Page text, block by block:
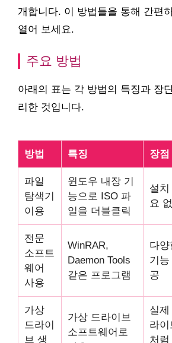
개합니다. 이 방법들을 통해 간편
열어 보세요.
주요 방법
아래의 표는 각 방법의 특징과 장
리한 것입니다.
방법 특징 장점
파일
탐색기
이용
윈도우 내장 기
능으로 ISO 파
일을 더블클릭
설치
요
전문
소프트
웨어
사용
WinRAR,
Daemon Tools
같은 프로그램
다양
기능
공
가상
드라이
브 생
가상 드라이브
소프트웨어로
실제
라이
처럼